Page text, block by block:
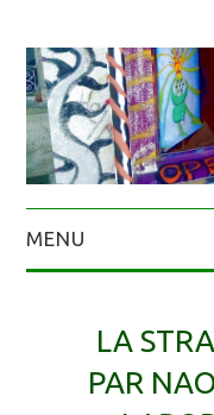
MENU
LA
PAR